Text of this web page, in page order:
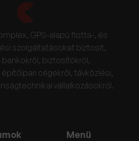
GPS-alapú flotta-, és
szolgáltatásokat biztosít,
bankokról, biztosítókról,
cégekről, távközlési,
vállalkozásokról.
Menü